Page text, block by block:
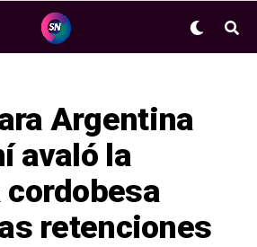
Argentina
avaló la
retenciones